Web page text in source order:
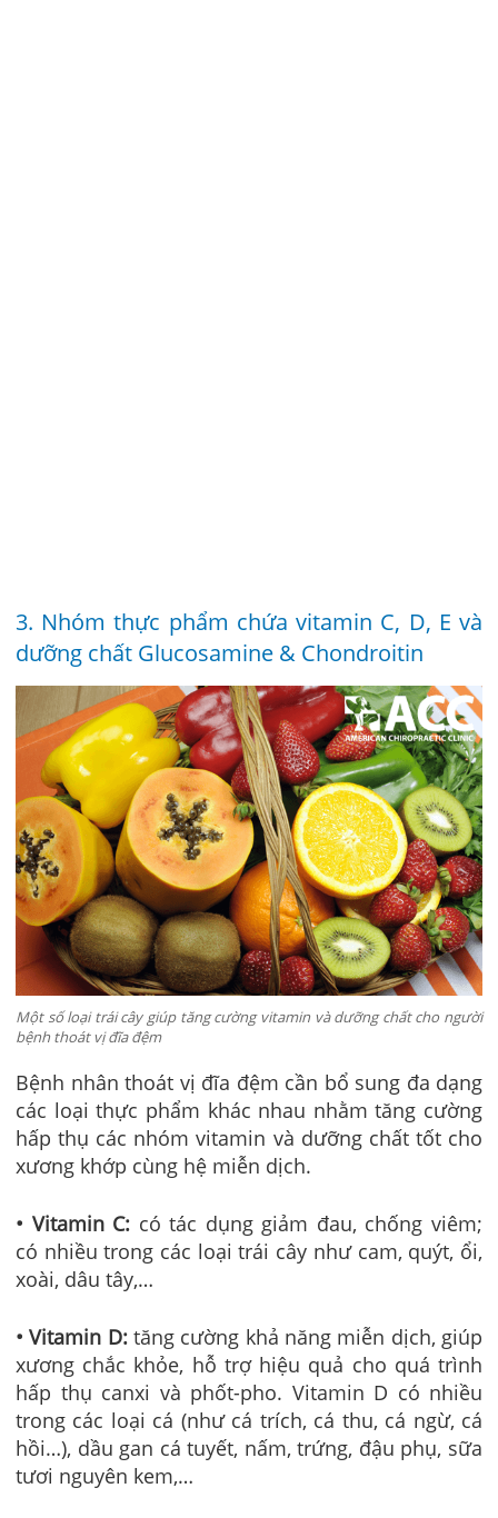
3. Nhóm thực phẩm chứa vitamin C, D, E và
dưỡng chất Glucosamine & Chondroitin
Một số loại trái cây giúp tăng cường vitamin và dưỡng chất cho người
bệnh thoát vị đĩa đệm
Bệnh nhân thoát vị đĩa đệm cần bổ sung đa dạng
các loại thực phẩm khác nhau nhằm tăng cường
hấp thụ các nhóm vitamin và dưỡng chất tốt cho
xương khớp cùng hệ miễn dịch.
• Vitamin C: có tác dụng giảm đau, chống viêm;
có nhiều trong các loại trái cây như cam, quýt, ổi,
xoài, dâu tây,…
• Vitamin D: tăng cường khả năng miễn dịch, giúp
xương chắc khỏe, hỗ trợ hiệu quả cho quá trình
hấp thụ canxi và phốt-pho. Vitamin D có nhiều
trong các loại cá (như cá trích, cá thu, cá ngừ, cá
hồi…), dầu gan cá tuyết, nấm, trứng, đậu phụ, sữa
tươi nguyên kem,…